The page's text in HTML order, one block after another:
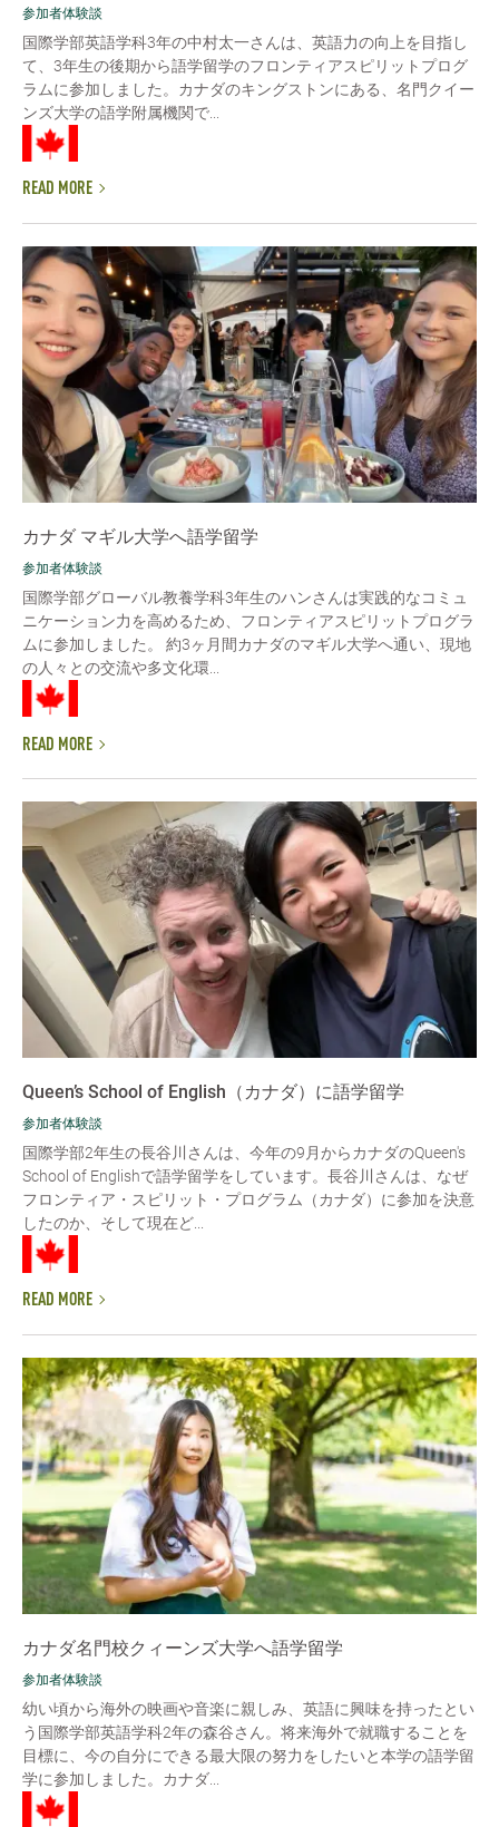
参加者体験談
国際学部英語学科3年の中村太一さんは、英語力の向上を目指し
て、3年生の後期から語学留学のフロンティアスピリットプログ
ラムに参加しました。カナダのキングストンにある、名門クイー
ンズ大学の語学附属機関で...
READ MORE
カナダ マギル大学へ語学留学
参加者体験談
国際学部グローバル教養学科3年生のハンさんは実践的なコミュ
ニケーション力を高めるため、フロンティアスピリットプログラ
ムに参加しました。 約3ヶ月間カナダのマギル大学へ通い、現地
の人々との交流や多文化環...
READ MORE
Queen’s School of English（カナダ）に語学留学
参加者体験談
国際学部2年生の長谷川さんは、今年の9月からカナダのQueen's
School of Englishで語学留学をしています。長谷川さんは、なぜ
フロンティア・スピリット・プログラム（カナダ）に参加を決意
したのか、そして現在ど...
READ MORE
カナダ名門校クィーンズ大学へ語学留学
参加者体験談
幼い頃から海外の映画や音楽に親しみ、英語に興味を持ったとい
う国際学部英語学科2年の森谷さん。将来海外で就職することを
目標に、今の自分にできる最大限の努力をしたいと本学の語学留
学に参加しました。カナダ...